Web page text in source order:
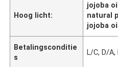
Hoog licht:
jojoba
natural
jojoba
Betalingsconditie
s
L/C, D/